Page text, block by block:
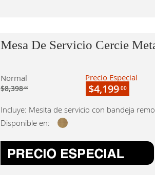
Mesa De Servicio Cercie
Normal
$8,398.00
Precio Especial
$4,199 .00
Incluye: Mesita de servicio con bandeja
Disponible en: